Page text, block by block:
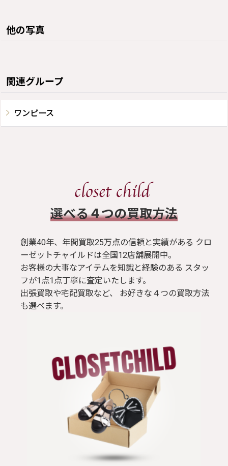
他の写真
関連グループ
ワンピース
​選べる４つの買取方法
創業40年、年間買取25万点の信頼と実績がある クロ
ーゼットチャイルドは全国12店舗展開中。
お客様の大事なアイテムを知識と経験のある スタッ
フが1点1点丁寧に査定いたします。
出張買取や宅配買取など、 お好きな４つの買取方法
も選べます。